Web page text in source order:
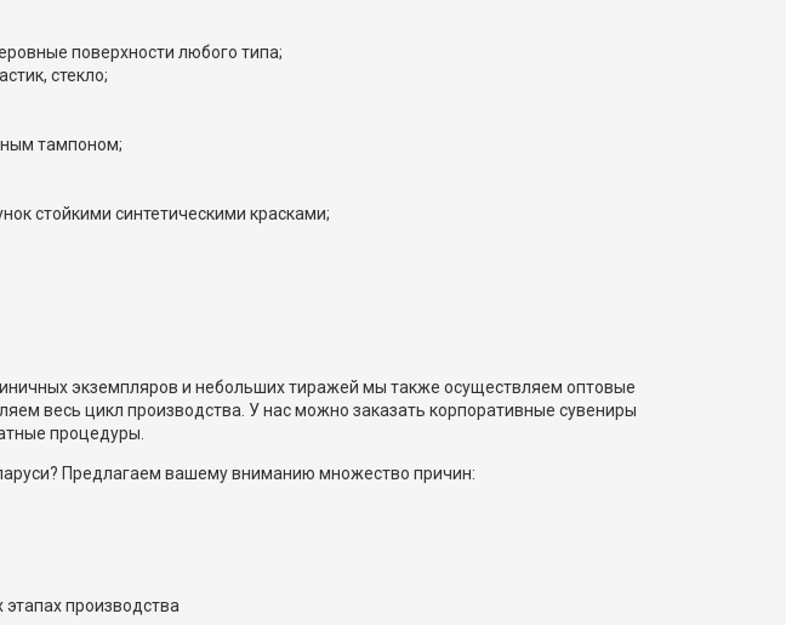
поверхности любого типа;
стекло;
тампоном;
стойкими синтетическими красками;
экземпляров и небольших тиражей мы также осуществляем оптовые
весь цикл производства. У нас можно заказать корпоративные сувениры
процедуры.
Предлагаем вашему вниманию множество причин:
производства